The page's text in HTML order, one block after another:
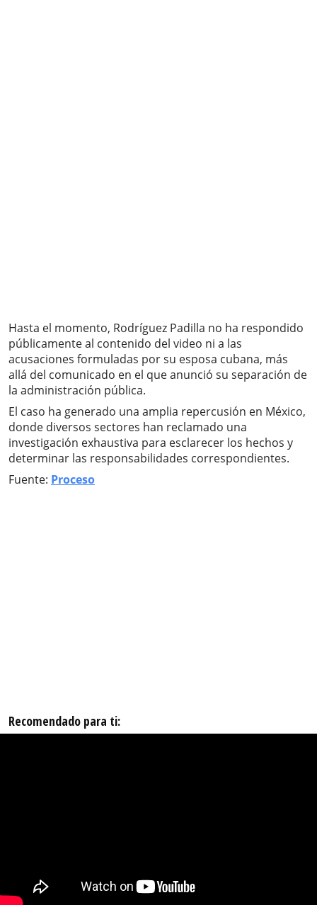
Hasta el momento, Rodríguez Padilla no ha respondido
públicamente al contenido del video ni a las
acusaciones formuladas por su esposa cubana, más
allá del comunicado en el que anunció su separación de
la administración pública.
El caso ha generado una amplia repercusión en México,
donde diversos sectores han reclamado una
investigación exhaustiva para esclarecer los hechos y
determinar las responsabilidades correspondientes.
Fuente: Proceso
Recomendado para ti: